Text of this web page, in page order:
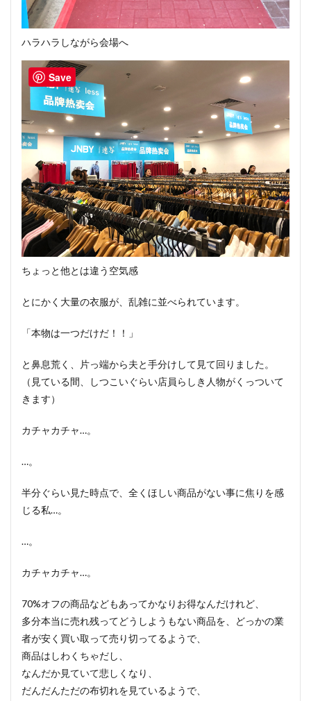
ハラハラしながら会場へ
ちょっと他とは違う空気感
とにかく大量の衣服が、乱雑に並べられています。
「本物は一つだけだ！！」
と鼻息荒く、片っ端から夫と手分けして見て回りました。
（見ている間、しつこいぐらい店員らしき人物がくっついて
きます）
カチャカチャ…。
…。
半分ぐらい見た時点で、全くほしい商品がない事に焦りを感
じる私…。
…。
カチャカチャ…。
70%オフの商品などもあってかなりお得なんだけれど、
多分本当に売れ残ってどうしようもない商品を、どっかの業
者が安く買い取って売り切ってるようで、
商品はしわくちゃだし、
なんだか見ていて悲しくなり、
だんだんただの布切れを見ているようで、
Save